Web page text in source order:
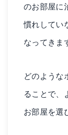
のお部屋に
慣れしてい
なってきま
どのような
ることで、
お部屋を選